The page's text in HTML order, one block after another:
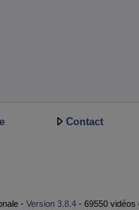
Contact
- Version 3.8.4 - 69550 vidéos